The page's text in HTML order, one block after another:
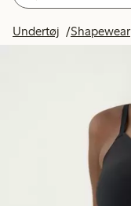
Undertøj Shapewear